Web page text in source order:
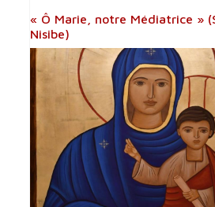
« Ô Marie, notre Médiatrice »
Nisibe)